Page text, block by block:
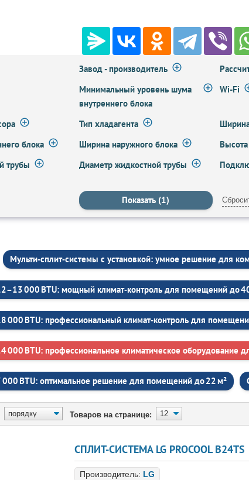
Завод - производитель
Минимальный уровень шума
внутреннего блока
Wi-Fi
Тип хладагента
блока
Ширина наружного блока
трубы
Диаметр жидкостной трубы
Мульти‑сплит‑системы с установкой: умное решение для
000 BTU: мощный климат‑контроль для помещений до
000 BTU: профессиональный климат‑контроль для
000 BTU: профессиональное климатическое оборудование
000 BTU: оптимальное решение для помещений до 22 м²
Товаров на странице:
СПЛИТ-СИСТЕМА LG PROCOOL B24TS
Производитель: LG